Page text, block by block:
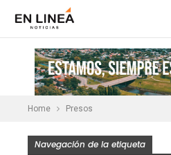
Home Presos
Navegación de la etiqueta